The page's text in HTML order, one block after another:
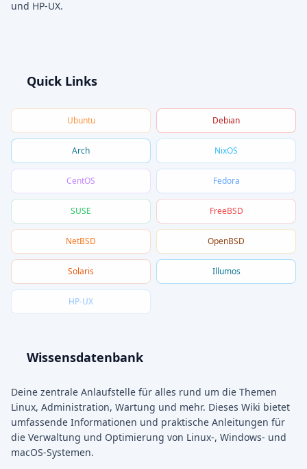
und HP-UX.
Quick Links
Ubuntu Debian
Arch NixOS
CentOS Fedora
SUSE FreeBSD
NetBSD OpenBSD
Solaris Illumos
HP-UX
Wissensdatenbank
Deine zentrale Anlaufstelle für alles rund um die Themen
Linux, Administration, Wartung und mehr. Dieses Wiki bietet
umfassende Informationen und praktische Anleitungen für
die Verwaltung und Optimierung von Linux-, Windows- und
macOS-Systemen.